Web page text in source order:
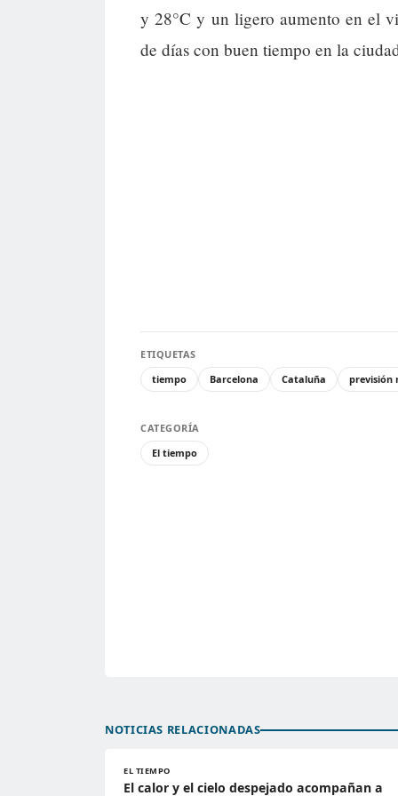
y 28°C y un ligero aumento en el
de días con buen tiempo en la
ETIQUETAS
tiempo
Barcelona Cataluña previsión
CATEGORÍA
El tiempo
NOTICIAS RELACIONADAS
EL TIEMPO
El calor y el cielo despejado acompañan a